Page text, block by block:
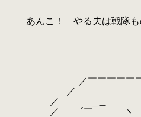
もののリー
￣￣
_
/